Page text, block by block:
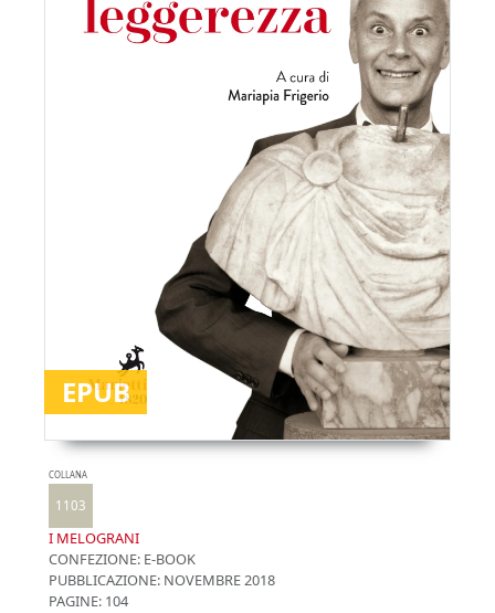
EPUB
COLLANA
1103
I MELOGRANI
CONFEZIONE: E-BOOK
PUBBLICAZIONE: NOVEMBRE 2018
PAGINE: 104